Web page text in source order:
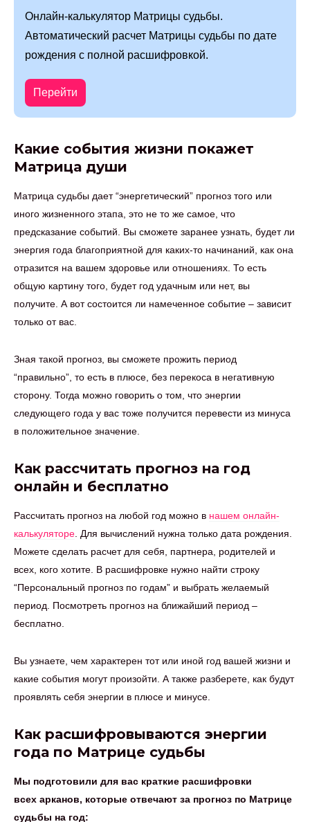
Онлайн-калькулятор Матрицы судьбы.
Автоматический расчет Матрицы судьбы по дате
рождения с полной расшифровкой.
Перейти
Какие события жизни покажет
Матрица души
Матрица судьбы дает “энергетический” прогноз того или
иного жизненного этапа, это не то же самое, что
предсказание событий. Вы сможете заранее узнать, будет ли
энергия года благоприятной для каких-то начинаний, как она
отразится на вашем здоровье или отношениях. То есть
общую картину того, будет год удачным или нет, вы
получите. А вот состоится ли намеченное событие – зависит
только от вас.
Зная такой прогноз, вы сможете прожить период
“правильно”, то есть в плюсе, без перекоса в негативную
сторону. Тогда можно говорить о том, что энергии
следующего года у вас тоже получится перевести из минуса
в положительное значение.
Как рассчитать прогноз на год
онлайн и бесплатно
Рассчитать прогноз на любой год можно в нашем онлайн-
калькуляторе . Для вычислений нужна только дата рождения.
Можете сделать расчет для себя, партнера, родителей и
всех, кого хотите. В расшифровке нужно найти строку
“Персональный прогноз по годам” и выбрать желаемый
период. Посмотреть прогноз на ближайший период –
бесплатно.
Вы узнаете, чем характерен тот или иной год вашей жизни и
какие события могут произойти. А также разберете, как будут
проявлять себя энергии в плюсе и минусе.
Как расшифровываются энергии
года по Матрице судьбы
Мы подготовили для вас краткие расшифровки
всех арканов, которые отвечают за прогноз по Матрице
судьбы на год: